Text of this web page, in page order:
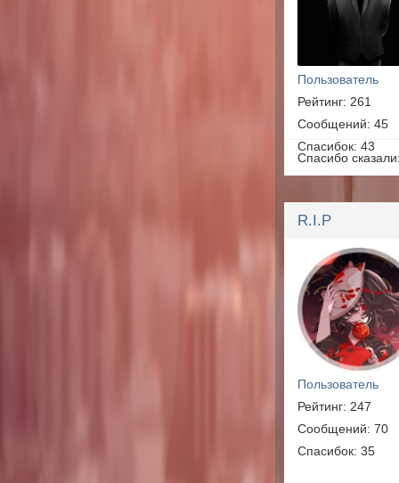
Пользователь
Рейтинг: 261
Сообщений: 45
Спасибок: 43
Спасибо
R.I.P
Пользователь
Рейтинг: 247
Сообщений: 70
Спасибок: 35